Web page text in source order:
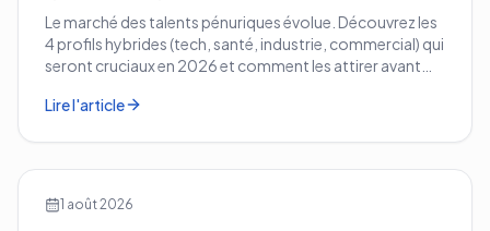
Le marché des talents pénuriques évolue. Découvrez les
4 profils hybrides (tech, santé, industrie, commercial) qui
seront cruciaux en 2026 et comment les attirer avant
Lire l'article
1 août 2026